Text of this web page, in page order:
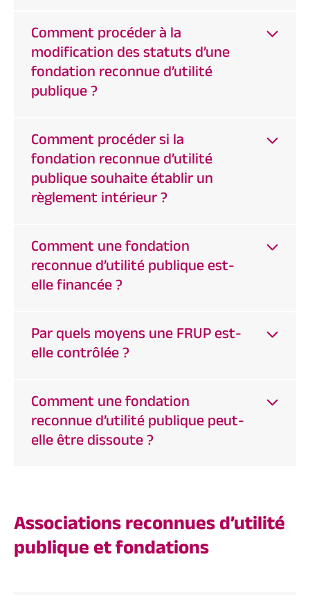
Comment procéder à la
modification des statuts d’une
fondation reconnue d’utilité
publique ?
Comment procéder si la
fondation reconnue d’utilité
publique souhaite établir un
règlement intérieur ?
Comment une fondation
reconnue d’utilité publique est-
elle financée ?
Par quels moyens une FRUP est-
elle contrôlée ?
Comment une fondation
reconnue d’utilité publique peut-
elle être dissoute ?
Associations reconnues d’utilité
publique et fondations